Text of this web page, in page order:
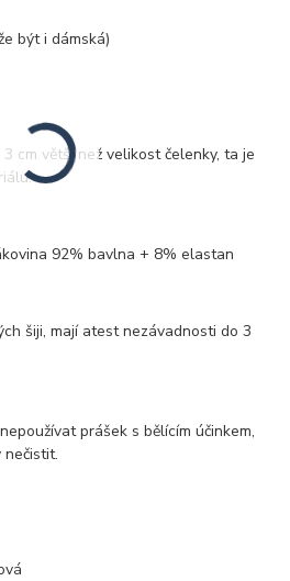
být i dámská)
cm větší než velikost čelenky, ta je
92% bavlna + 8% elastan
šiji, mají atest nezávadnosti do 3
prášek s bělícím účinkem,
nečistit.